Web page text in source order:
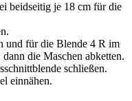
beidseitig je 18 cm für die
und für die Blende 4 R im
die Maschen abketten.
schließen.
einnähen.